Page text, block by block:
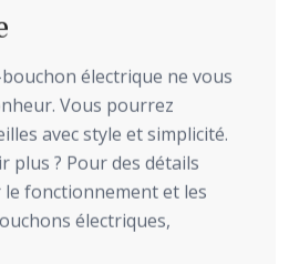
électrique ne vous
Vous pourrez
avec style et simplicité.
plus ? Pour des détails
fonctionnement et les
électriques,